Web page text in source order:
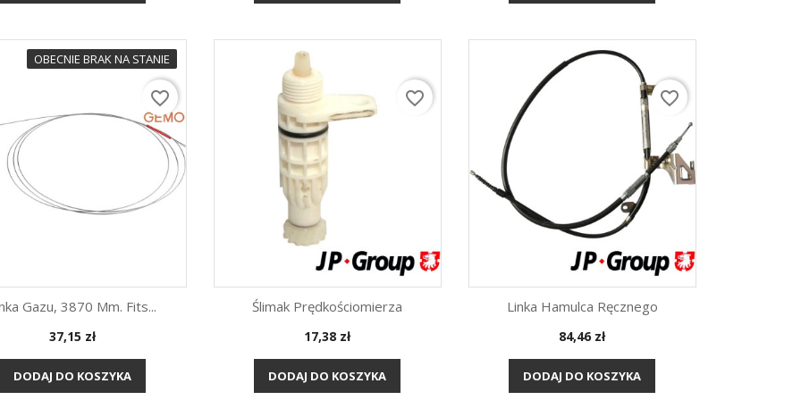
OBECNIE BRAK NA STANIE
Szybki podgląd
Gazu, 3870 Mm. Fits...
Cena
37,15 zł
DODAJ DO KOSZYKA
favorite_border
Szybki podgląd
Ślimak Prędkościomierza
Cena
17,38 zł
DODAJ DO KOSZYKA
favorite_border
Szybki podgląd
Linka Hamulca Ręcznego
Cena
84,46 zł
DODAJ DO KOSZYKA
favorite_border